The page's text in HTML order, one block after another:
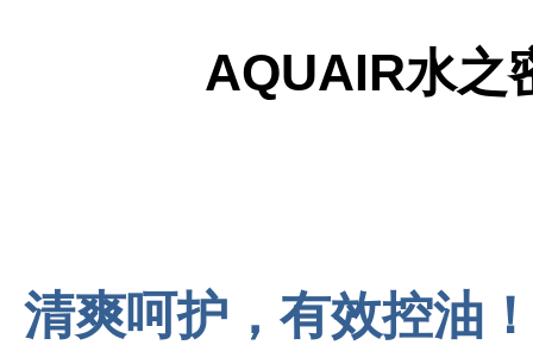
AQUAIR水之
清爽呵护，有效控油